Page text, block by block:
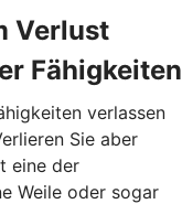
Verlust
Fähigkeiten
verlassen
Sie aber
eine der
Weile oder sogar